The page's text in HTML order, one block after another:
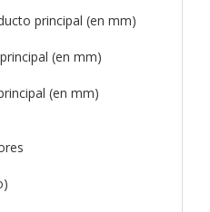
principal (en mm)
(en mm)
(en mm)